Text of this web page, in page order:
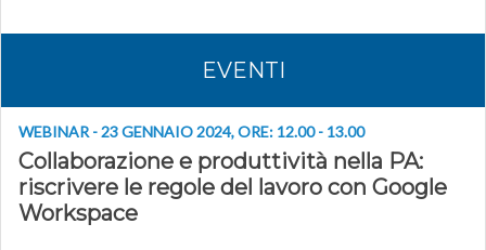
EVENTI
WEBINAR - 23 GENNAIO 2024, ORE: 12.00 - 13.00
Collaborazione e produttività nella PA:
riscrivere le regole del lavoro con Google
Workspace